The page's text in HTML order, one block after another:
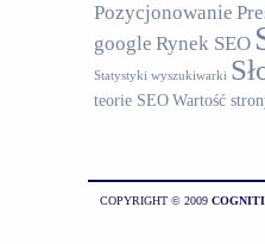
Pozycjonowanie
google Rynek SEO
Statystyki wyszukiwarki
teorie SEOWartość
COPYRIGHT © 2009